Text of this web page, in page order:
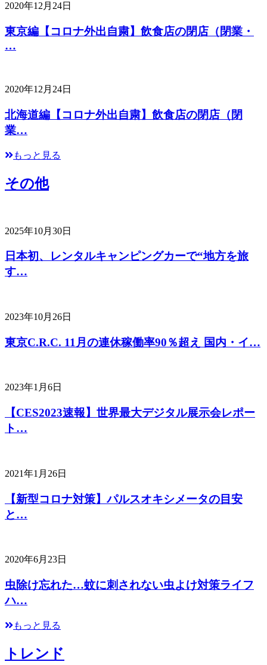
2020年12月24日
東京編【コロナ外出自粛】飲食店の閉店（閉業・
…
2020年12月24日
北海道編【コロナ外出自粛】飲食店の閉店（閉
業…
もっと見る
その他
2025年10月30日
日本初、レンタルキャンピングカーで“地方を旅
す…
2023年10月26日
東京C.R.C. 11月の連休稼働率90％超え 国内・イ…
2023年1月6日
【CES2023速報】世界最大デジタル展示会レポー
ト…
2021年1月26日
【新型コロナ対策】パルスオキシメータの目安
と…
2020年6月23日
虫除け忘れた…蚊に刺されない虫よけ対策ライフ
ハ…
もっと見る
トレンド